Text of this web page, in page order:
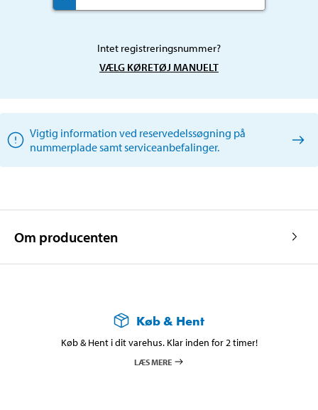
Intet registreringsnummer?
VÆLG KØRETØJ MANUELT
Vigtig information ved reservedelssøgning på
nummerplade samt serviceanbefalinger.
Om producenten
Køb & Hent
Køb & Hent i dit varehus. Klar inden for 2 timer!
LÆS MERE